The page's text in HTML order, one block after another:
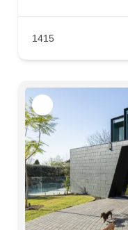
1415